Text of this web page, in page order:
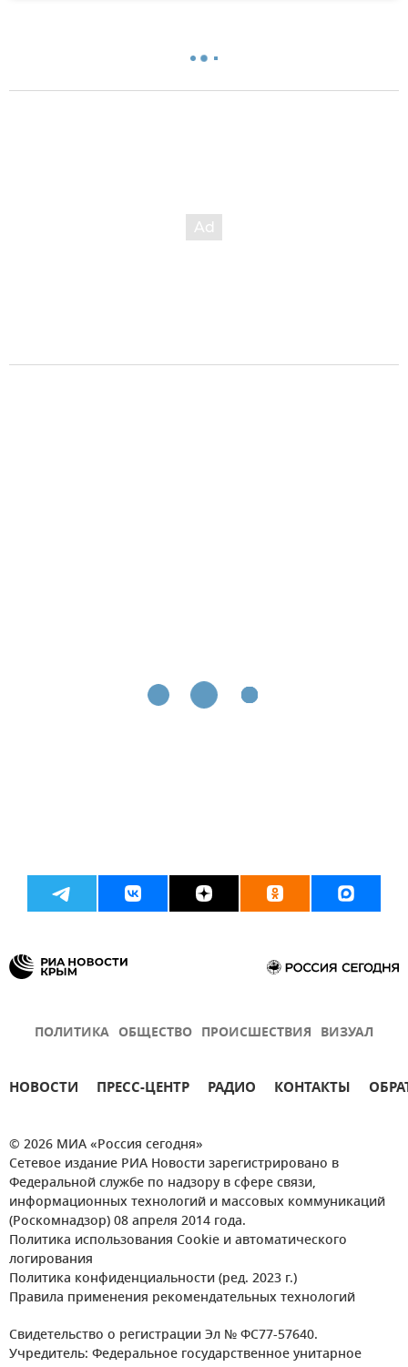
ПОЛИТИКА ОБЩЕСТВО ПРОИСШЕСТВИЯ ВИЗУАЛ
НОВОСТИ ПРЕСС-ЦЕНТР РАДИО КОНТАКТЫ
© 2026 МИА «Россия сегодня»
Сетевое издание РИА Новости зарегистрировано в
Федеральной службе по надзору в сфере связи,
информационных технологий и массовых коммуникаций
(Роскомнадзор) 08 апреля 2014 года.
Политика использования Cookie и автоматического
логирования
Политика конфиденциальности (ред. 2023 г.)
Правила применения рекомендательных технологий
Свидетельство о регистрации Эл № ФС77-57640.
Учредитель: Федеральное государственное унитарное